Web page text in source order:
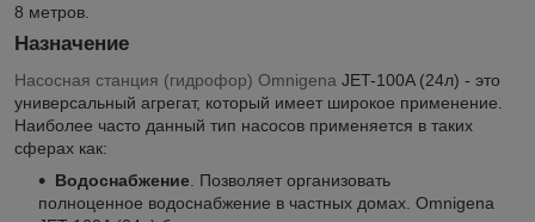
8 метров.
Назначение
Насосная станция (гидрофор) Omnigena JET-100A (24л) - это
универсальный агрегат, который имеет широкое применение.
Наиболее часто данный тип насосов применяется в таких
сферах как:
Водоснабжение . Позволяет организовать
полноценное водоснабжение в частных домах. Omnigena